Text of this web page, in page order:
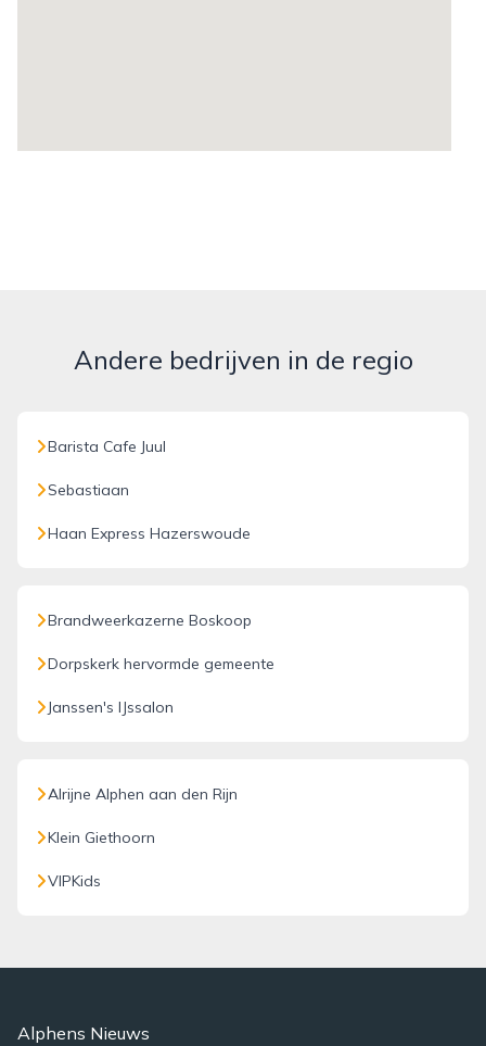
Andere bedrijven in de regio
Barista Cafe Juul
Sebastiaan
Haan Express Hazerswoude
Brandweerkazerne Boskoop
Dorpskerk hervormde gemeente
Janssen's IJssalon
Alrijne Alphen aan den Rijn
Klein Giethoorn
VIPKids
Alphens Nieuws